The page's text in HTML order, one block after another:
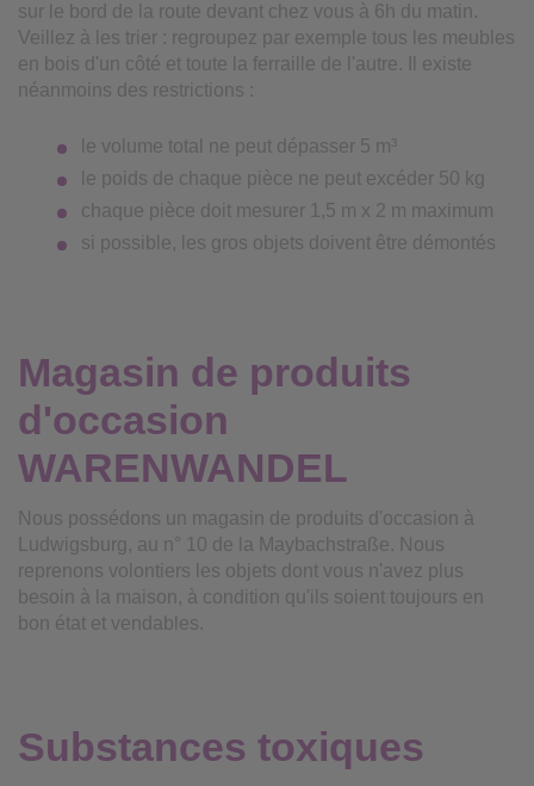
sur le bord de la route devant chez vous à 6h du matin.
Veillez à les trier : regroupez par exemple tous les meubles
en bois d'un côté et toute la ferraille de l'autre. Il existe
néanmoins des restrictions :
le volume total ne peut dépasser 5 m³
le poids de chaque pièce ne peut excéder 50 kg
chaque pièce doit mesurer 1,5 m x 2 m maximum
si possible, les gros objets doivent être démontés
Magasin de produits
d'occasion
WARENWANDEL
Nous possédons un magasin de produits d'occasion à
Ludwigsburg, au n° 10 de la Maybachstraße. Nous
reprenons volontiers les objets dont vous n'avez plus
besoin à la maison, à condition qu'ils soient toujours en
bon état et vendables.
Substances toxiques